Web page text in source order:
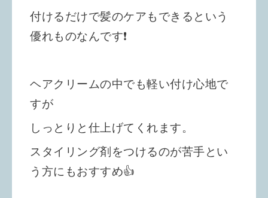
付けるだけで髪のケアもできるという
優れものなんです❗️
ヘアクリームの中でも軽い付け心地で
すが
しっとりと仕上げてくれます。
スタイリング剤をつけるのが苦手とい
う方にもおすすめ👍